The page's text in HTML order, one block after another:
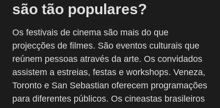
são tão populares?
Os festivais de cinema são mais do que
projecções de filmes. São eventos culturais que
reúnem pessoas através da arte. Os convidados
assistem a estreias, festas e workshops. Veneza,
Toronto e San Sebastian oferecem programações
para diferentes públicos. Os cineastas brasileiros